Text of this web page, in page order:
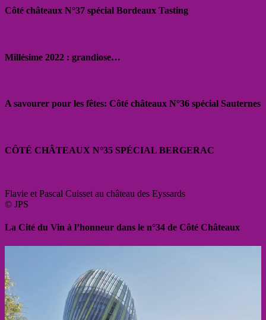
Côté châteaux N°37 spécial Bordeaux Tasting
Millésime 2022 : grandiose…
A savourer pour les fêtes: Côté châteaux N°36 spécial Sauternes
CÔTÉ CHÂTEAUX N°35 SPÉCIAL BERGERAC
Flavie et Pascal Cuisset au château des Eyssards
© JPS
La Cité du Vin à l’honneur dans le n°34 de Côté Châteaux